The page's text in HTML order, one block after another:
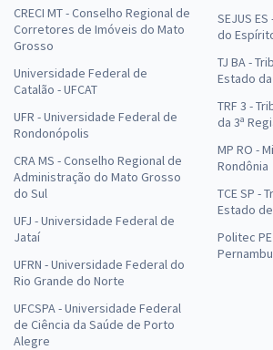
CRECI MT - Conselho Regional de
Corretores de Imóveis do Mato
Grosso
Universidade Federal de
Catalão - UFCAT
UFR - Universidade Federal de
Rondonópolis
CRA MS - Conselho Regional de
Administração do Mato Grosso
do Sul
UFJ - Universidade Federal de
Jataí
UFRN - Universidade Federal do
Rio Grande do Norte
UFCSPA - Universidade Federal
de Ciência da Saúde de Porto
Alegre
SEJUS
do
TJ BA -
Estado
TRF 3 -
da 3ª
MP RO -
Rondônia
TCE SP -
Estado
Politec